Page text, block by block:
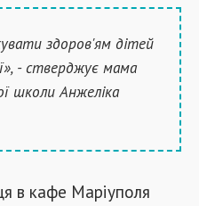
здоров'ям дітей
- стверджує мама
школи Анжеліка
в кафе Маріуполя